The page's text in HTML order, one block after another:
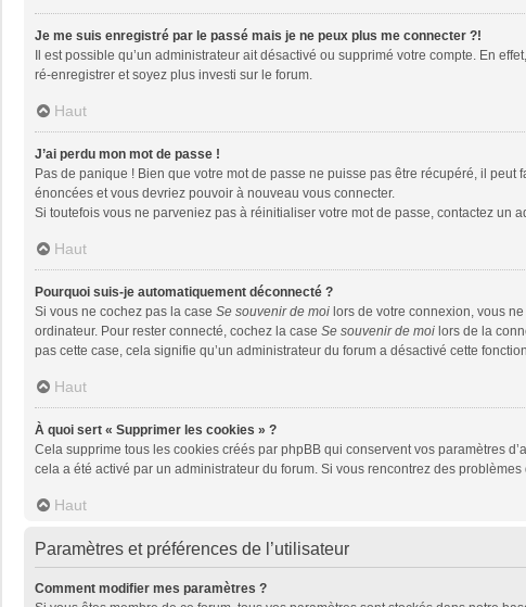
Je me suis enregistré par le passé mais je ne peux plus me connecter ?!
Il est possible qu’un administrateur ait désactivé ou supprimé votre compte. En
ré-enregistrer et soyez plus investi sur le forum.
Haut
J’ai perdu mon mot de passe !
Pas de panique ! Bien que votre mot de passe ne puisse pas être récupéré, il
énoncées et vous devriez pouvoir à nouveau vous connecter.
Si toutefois vous ne parveniez pas à réinitialiser votre mot de passe, contactez un
Haut
Pourquoi suis-je automatiquement déconnecté ?
Si vous ne cochez pas la case Se souvenir de moi lors de votre connexion, vous
ordinateur. Pour rester connecté, cochez la case Se souvenir de moi lors de la
pas cette case, cela signifie qu’un administrateur du forum a désactivé cette
Haut
À quoi sert « Supprimer les cookies » ?
Cela supprime tous les cookies créés par phpBB qui conservent vos paramètres
cela a été activé par un administrateur du forum. Si vous rencontrez des
Haut
Paramètres et préférences de l’utilisateur
Comment modifier mes paramètres ?